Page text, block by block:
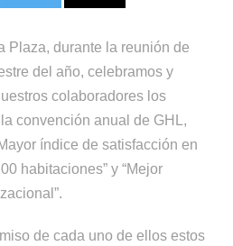
Plaza, durante la reunión de
del año, celebramos y
colaboradores los
convención anual de GHL,
índice de satisfacción en
habitaciones” y “Mejor
de cada uno de ellos estos